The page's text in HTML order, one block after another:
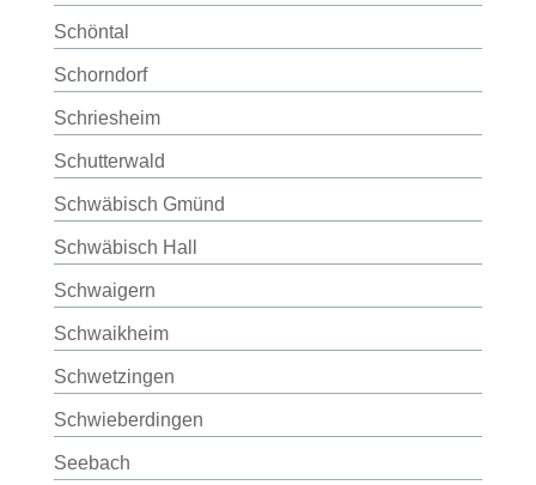
Schöntal
Schorndorf
Schriesheim
Schutterwald
Schwäbisch Gmünd
Schwäbisch Hall
Schwaigern
Schwaikheim
Schwetzingen
Schwieberdingen
Seebach